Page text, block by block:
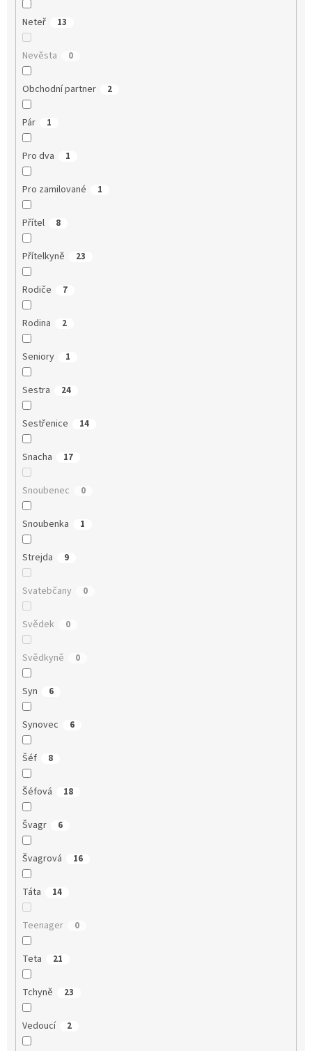
Neteř 13
Nevěsta 0
Obchodní partner 2
Pár 1
Pro dva 1
Pro zamilované 1
Přítel 8
Přítelkyně 23
Rodiče 7
Rodina 2
Seniory 1
Sestra 24
Sestřenice 14
Snacha 17
Snoubenec 0
Snoubenka 1
Strejda 9
Svatebčany 0
Svědek 0
Svědkyně 0
Syn 6
Synovec 6
Šéf 8
Šéfová 18
Švagr 6
Švagrová 16
Táta 14
Teenager 0
Teta 21
Tchyně 23
Vedoucí 2